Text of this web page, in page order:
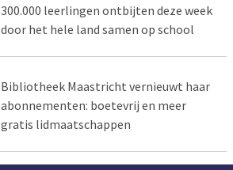
300.000 leerlingen ontbijten deze week
door het hele land samen op school
Bibliotheek Maastricht vernieuwt haar
abonnementen: boetevrij en meer
gratis lidmaatschappen